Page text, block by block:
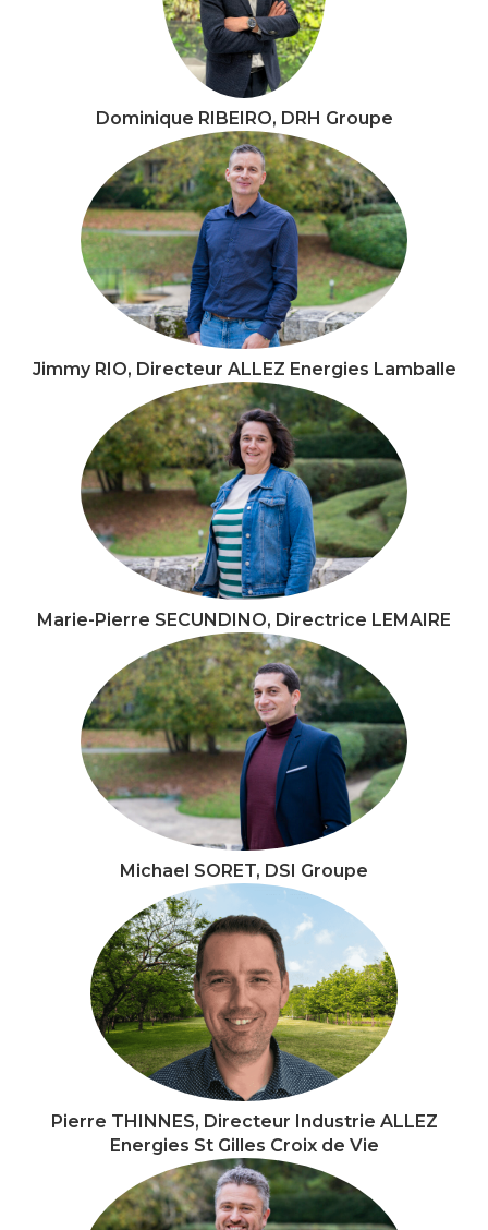
Dominique RIBEIRO, DRH Groupe
Jimmy RIO, Directeur ALLEZ Energies Lamballe
Marie-Pierre SECUNDINO, Directrice LEMAIRE
Michael SORET, DSI Groupe
Pierre THINNES, Directeur Industrie ALLEZ
Energies St Gilles Croix de Vie